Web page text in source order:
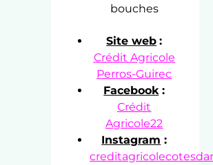
bouches
Site web :
Crédit Agricole
Perros-Guirec
Facebook:
Crédit
Agricole22
Instagram :